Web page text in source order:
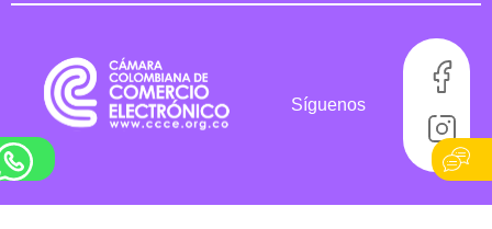
Síguenos